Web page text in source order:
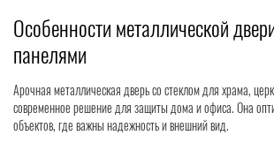
Особенности металлической
панелями
Арочная металлическая дверь со стеклом для храма,
современное решение для защиты дома и офиса. Она
объектов, где важны надежность и внешний вид.